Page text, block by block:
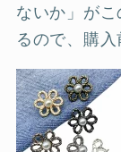
ないか」が
るので、購入